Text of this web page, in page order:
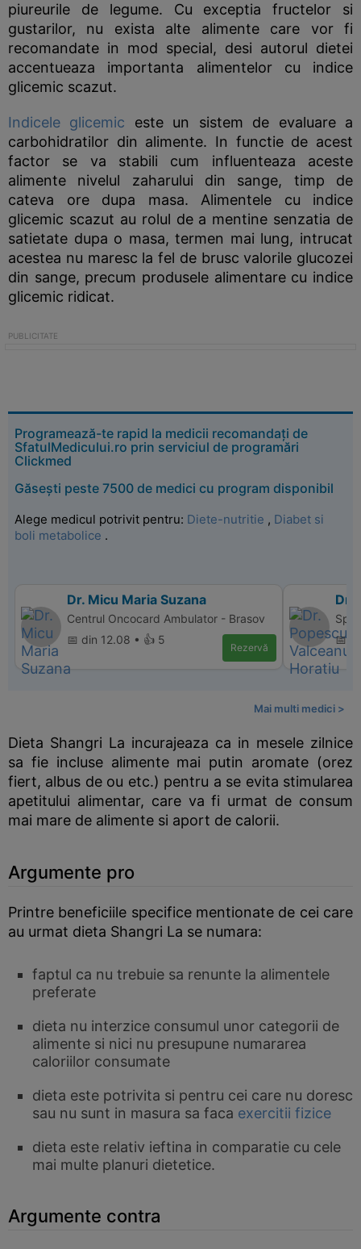
piureurile de legume. Cu exceptia fructelor si
gustarilor, nu exista alte alimente care vor fi
recomandate in mod special, desi autorul dietei
accentueaza importanta alimentelor cu indice
glicemic scazut.
Indicele glicemic este un sistem de evaluare a
carbohidratilor din alimente. In functie de acest
factor se va stabili cum influenteaza aceste
alimente nivelul zaharului din sange, timp de
cateva ore dupa masa. Alimentele cu indice
glicemic scazut au rolul de a mentine senzatia de
satietate dupa o masa, termen mai lung, intrucat
acestea nu maresc la fel de brusc valorile glucozei
din sange, precum produsele alimentare cu indice
glicemic ridicat.
Programează-te rapid la medicii recomandați de
SfatulMedicului.ro prin serviciul de programări
Clickmed
Găsești peste 7500 de medici cu program disponibil
Alege medicul potrivit pentru: Diete-nutritie , Diabet si
boli metabolice .
Dr. Micu Maria Suzana
Centrul Oncocard Ambulator - Brasov
📅 din 12.08 • 👍 5
Rezervă
Dr.
📅
Mai multi medici >
Dieta Shangri La incurajeaza ca in mesele zilnice
sa fie incluse alimente mai putin aromate (orez
fiert, albus de ou etc.) pentru a se evita stimularea
apetitului alimentar, care va fi urmat de consum
mai mare de alimente si aport de calorii.
Argumente pro
Printre beneficiile specifice mentionate de cei care
au urmat dieta Shangri La se numara:
faptul ca nu trebuie sa renunte la alimentele
preferate
dieta nu interzice consumul unor categorii de
alimente si nici nu presupune numararea
caloriilor consumate
dieta este potrivita si pentru cei care nu doresc
sau nu sunt in masura sa faca exercitii fizice
dieta este relativ ieftina in comparatie cu cele
mai multe planuri dietetice.
Argumente contra